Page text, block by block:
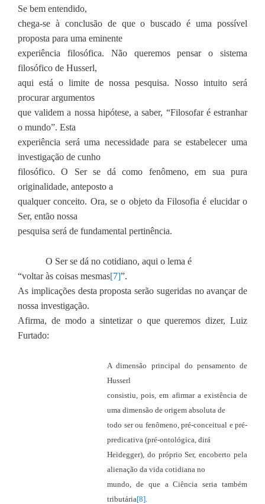
Se bem entendido,
chega-se à conclusão de que o buscado é uma possível
proposta para uma eminente
experiência filosófica. Não queremos pensar o sistema
filosófico de Husserl,
aqui está o limite de nossa pesquisa. Nosso intuito será
procurar argumentos
que validem a nossa hipótese, a saber, “Filosofar é estranhar
o mundo”. Esta
experiência será uma necessidade para se estabelecer uma
investigação de cunho
filosófico. O Ser se dá como fenômeno, em sua pura
originalidade, anteposto a
qualquer conceito. Ora, se o objeto da Filosofia é elucidar o
Ser, então nossa
pesquisa será de fundamental pertinência.
O Ser se dá no cotidiano, aqui o lema é
“voltar às coisas mesmas[7]”.
As implicações desta proposta serão sugeridas no avançar de
nossa investigação.
Afirma, de modo a sintetizar o que queremos dizer, Luiz
Furtado:
A dimensão principal do pensamento de
Husserl
consistiu, pois, em afirmar a existência de
uma dimensão de origem absoluta de
todo ser ou fenômeno, pré-conceitual e pré-
predicativa (pré-ontológica, dirá
Heidegger), do próprio Ser, encoberto pela
alienação da vida cotidiana no
mundo, de que a Ciência seria também
tributária[8].